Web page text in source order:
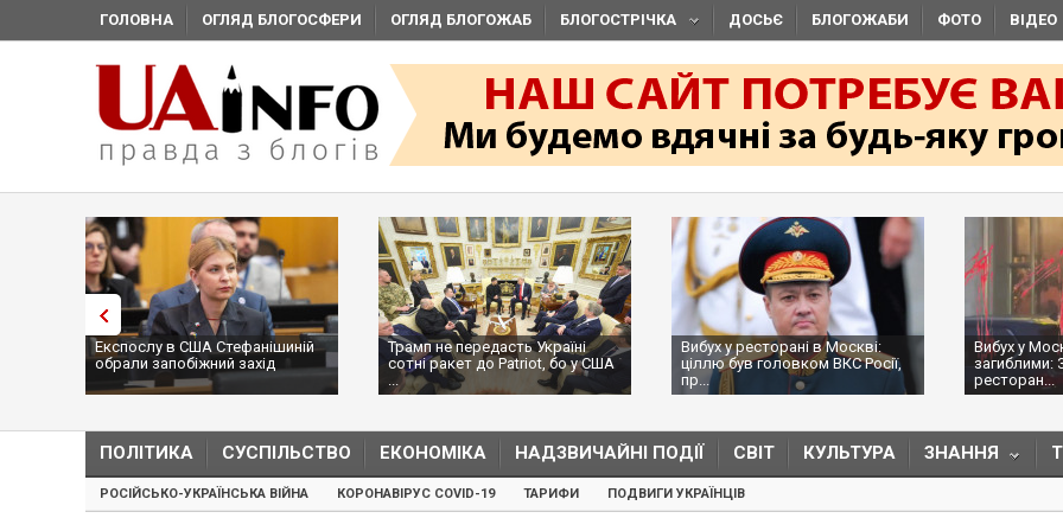
ГОЛОВНА ОГЛЯД БЛОГОСФЕРИ ОГЛЯД БЛОГОЖАБ БЛОГОСТРІЧКА ДОСЬЄ БЛОГОЖАБИ ФОТО ВІДЕО
Експослу в США Стефанішиній
обрали запобіжний захід
Трамп не передасть Україні
сотні ракет до Patriot, бо у США
...
Вибух у ресторані в Москві:
ціллю був головком ВКС Росії,
пр...
Вибух у
загиблими:
ресторан...
ПОЛІТИКА СУСПІЛЬСТВО ЕКОНОМІКА НАДЗВИЧАЙНІ ПОДІЇ СВІТ КУЛЬТУРА ЗНАННЯ
РОСІЙСЬКО-УКРАЇНСЬКА ВІЙНА КОРОНАВІРУС COVID-19 ТАРИФИ ПОДВИГИ УКРАЇНЦІВ